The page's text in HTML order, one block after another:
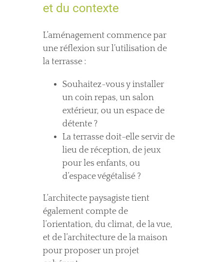
et du contexte
L’aménagement commence par
une réflexion sur l’utilisation de
la terrasse :
Souhaitez-vous y installer
un coin repas, un salon
extérieur, ou un espace de
détente ?
La terrasse doit-elle servir de
lieu de réception, de jeux
pour les enfants, ou
d’espace végétalisé ?
L’architecte paysagiste tient
également compte de
l’orientation, du climat, de la vue,
et de l’architecture de la maison
pour proposer un projet